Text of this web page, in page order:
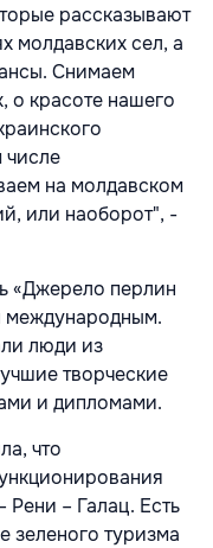
рассказывают
молдавских сел, а
Снимаем
о красоте нашего
числе
на молдавском
или наоборот", -
«Джерело перлин
международным.
люди из
творческие
и дипломами.
что
Рени – Галац. Есть
зеленого туризма